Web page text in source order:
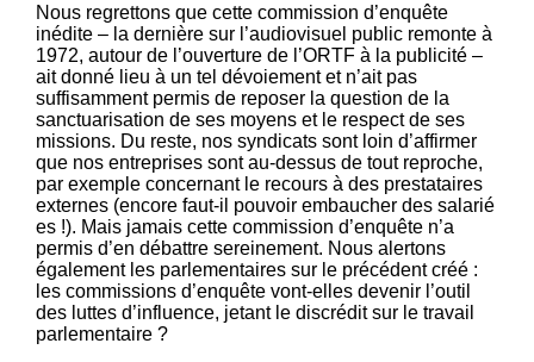
Nous regrettons que cette commission d’enquête
inédite – la dernière sur l’audiovisuel public remonte à
1972, autour de l’ouverture de l’ORTF à la publicité –
ait donné lieu à un tel dévoiement et n’ait pas
suffisamment permis de reposer la question de la
sanctuarisation de ses moyens et le respect de ses
missions. Du reste, nos syndicats sont loin d’affirmer
que nos entreprises sont au-dessus de tout reproche,
par exemple concernant le recours à des prestataires
externes (encore faut-il pouvoir embaucher des salarié
es !). Mais jamais cette commission d’enquête n’a
permis d’en débattre sereinement. Nous alertons
également les parlementaires sur le précédent créé :
les commissions d’enquête vont-elles devenir l’outil
des luttes d’influence, jetant le discrédit sur le travail
parlementaire ?